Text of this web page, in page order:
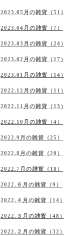
2023.05月の雑貨（51）
2023.04月の雑貨（7）
2023.03月の雑貨（24）
2023.02月の雑貨（17）
2023.01月の雑貨（14）
2022.12月の雑貨（11）
2022.11月の雑貨（13）
2022.10月の雑貨（4）
2022.9月の雑貨（25）
2022.8月の雑貨（20）
2022.7月の雑貨（18）
2022.６月の雑貨（9）
2022.４月の雑貨（14）
2022.３月の雑貨（48）
2022.２月の雑貨（32）